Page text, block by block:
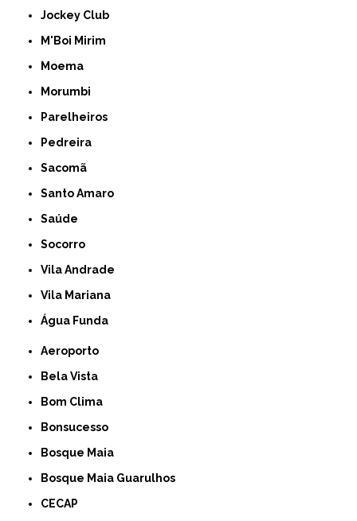
Jockey Club
M'Boi Mirim
Moema
Morumbi
Parelheiros
Pedreira
Sacomã
Santo Amaro
Saúde
Socorro
Vila Andrade
Vila Mariana
Água Funda
Aeroporto
Bela Vista
Bom Clima
Bonsucesso
Bosque Maia
Bosque Maia Guarulhos
CECAP